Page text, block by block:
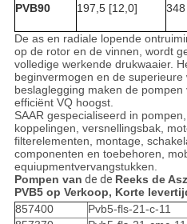
PVB90
197,5 [12,0]
De as en radiale lopende
op de rotor en de vinnen, wordt
volledige werkende drukwaaier.
beginvermogen en de superieure
beslaglegging maken de
efficiënt VQ hoogst.
SAAR gespecialiseerd in
koppelingen, versnellingsbak,
filterelementen, montage,
componenten en toebehoren,
equiupmentvervangstukken.
Pompen van de de Reeks de
PVB5 op Verkoop, Korte
857400
Pvb5-fls-21-c-11